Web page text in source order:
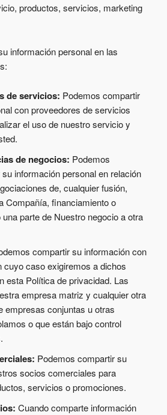
productos, servicios, marketing
información personal en las
de servicios: Podemos compartir
con proveedores de servicios
el uso de nuestro servicio y
de negocios: Podemos
información personal en relación
de, cualquier fusión,
Compañía, financiamiento o
parte de Nuestro negocio a otra
compartir su información con
cuyo caso exigiremos a dichos
esta Política de privacidad. Las
empresa matriz y cualquier otra
empresas conjuntas u otras
o que están bajo control
Podemos compartir su
socios comerciales para
servicios o promociones.
Cuando comparte información